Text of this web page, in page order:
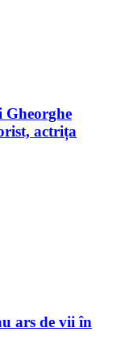
actrița
ars de vii în